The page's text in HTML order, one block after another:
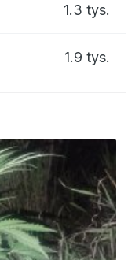
1.3 tys.
1.9 tys.